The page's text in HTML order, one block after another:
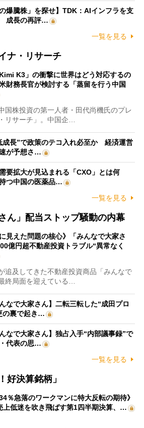
爆騰株」を探せ】TDK：AIインフラを支
成長の再評…
一覧を見る
ナ・リサーチ
K3」の衝撃に世界はどう対応するの
務長官が検討する「蒸留を行う中国
株投資の第一人者・田代尚機氏のプレ
リサーチ」。中国企…
成長”で政策のテコ入れ必至か 経済運営
が予想さ…
要拡大が見込まれる「CXO」とは何
つ中国の医薬品…
一覧を見る
ん」配当ストップ騒動の内幕
に見えた問題の核心》「みんなで大家さ
億円超不動産投資トラブル“異常なく
追及してきた不動産投資商品「みんなで
終局面を迎えている…
なで大家さん】二転三転した“成田プロ
の裏で起き…
なで大家さん】独占入手“内部議事録”で
代表の思…
一覧を見る
好決算銘柄」
34％急落のワークマンに特大反転の期待》
上低迷を吹き飛ばす第1四半期決算、…